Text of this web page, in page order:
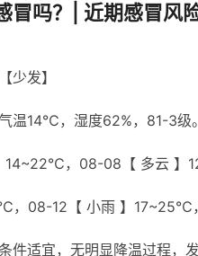
冒吗？| 近期感冒风
少发】
温14℃，湿度62%，81-3级。
14~22℃，08-08【 多云
08-12【 小雨 】17~25℃
件适宜，无明显降温过程，